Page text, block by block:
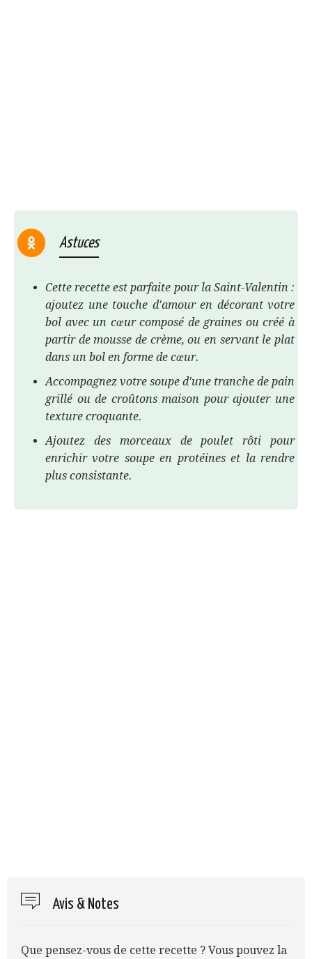
Astuces
Cette recette est parfaite pour la Saint-Valentin :
ajoutez une touche d'amour en décorant votre
bol avec un cœur composé de graines ou créé à
partir de mousse de crème, ou en servant le plat
dans un bol en forme de cœur.
Accompagnez votre soupe d'une tranche de pain
grillé ou de croûtons maison pour ajouter une
texture croquante.
Ajoutez des morceaux de poulet rôti pour
enrichir votre soupe en protéines et la rendre
plus consistante.
Avis & Notes
Que pensez-vous de cette recette ? Vous pouvez la